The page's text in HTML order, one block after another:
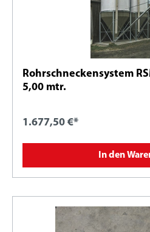
Rohrschneckensystem
5,00 mtr.
1.677,50 €*
In den